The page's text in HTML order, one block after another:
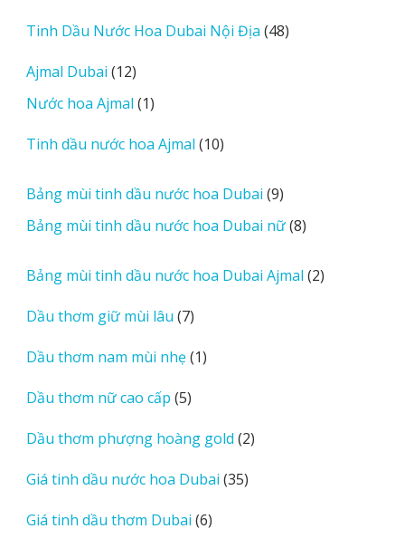
d
v
e
s
Tinh Dầu Nước Hoa Dubai Nội Địa 4848
Ajmal Dubai 1212
sản
phẩm
Nước hoa Ajmal 11
phẩm
Tinh dầu nước hoa Ajmal 1010
phẩm
Bảng mùi tinh dầu nước hoa Dubai 99
sản
phẩm
Bảng mùi tinh dầu nước hoa Dubai nữ 88
phẩm
Bảng mùi tinh dầu nước hoa Dubai Ajmal 22
Dầu thơm giữ mùi lâu 77
phẩm
Dầu thơm nam mùi nhẹ 11
Dầu thơm nữ cao cấp 55
phẩm
Dầu thơm phượng hoàng gold 22
Giá tinh dầu nước hoa Dubai 3535
Giá tinh dầu thơm Dubai 66